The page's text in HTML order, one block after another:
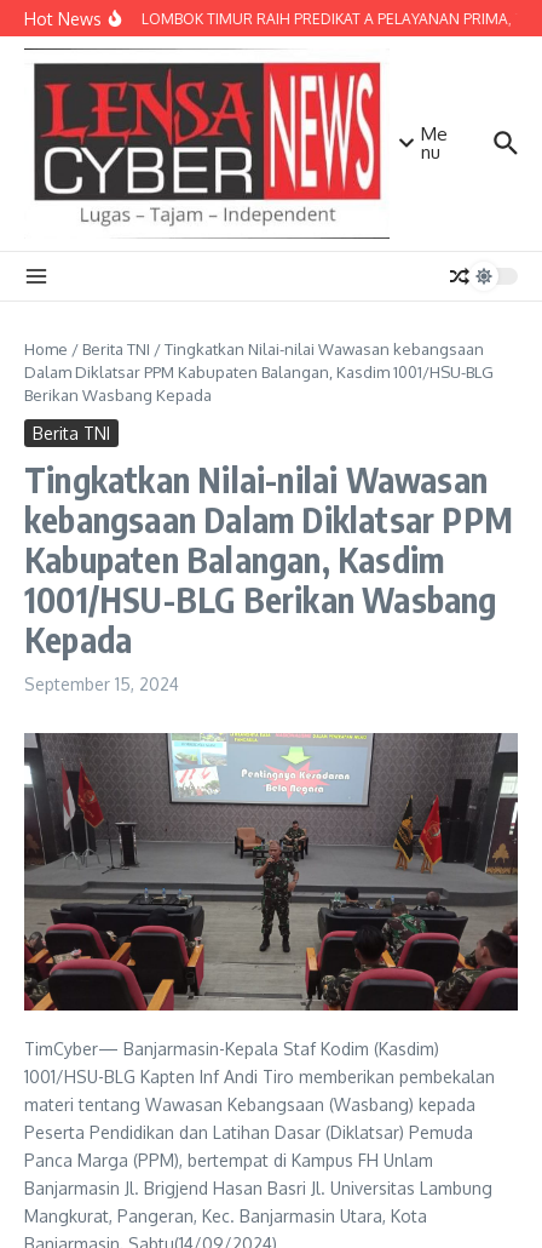
Lewati ke konten
Hot NewsPOLRES LOMBOK TIMUR RAIH PREDIKAT A PELAYANAN PRIMA,
Me
nu
Home / Berita TNI /Tingkatkan Nilai-nilai Wawasan kebangsaan
Dalam Diklatsar PPM Kabupaten Balangan, Kasdim 1001/HSU-BLG
Berikan Wasbang Kepada
Berita TNI
Tingkatkan Nilai-nilai Wawasan
kebangsaan Dalam Diklatsar PPM
Kabupaten Balangan, Kasdim
1001/HSU-BLG Berikan Wasbang
Kepada
September 15, 2024
TimCyber— Banjarmasin-Kepala Staf Kodim (Kasdim)
1001/HSU-BLG Kapten Inf Andi Tiro memberikan pembekalan
materi tentang Wawasan Kebangsaan (Wasbang) kepada
Peserta Pendidikan dan Latihan Dasar (Diklatsar) Pemuda
Panca Marga (PPM), bertempat di Kampus FH Unlam
Banjarmasin Jl. Brigjend Hasan Basri Jl. Universitas Lambung
Mangkurat, Pangeran, Kec. Banjarmasin Utara, Kota
Banjarmasin, Sabtu(14/09/2024)